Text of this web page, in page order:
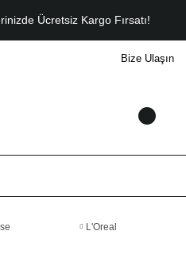
Ücretsiz Kargo Fırsatı!
Bize Ulaşın
L'Oreal